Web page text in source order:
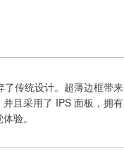
传统设计。超薄边框带
且采用了 IPS 面板，拥
验。